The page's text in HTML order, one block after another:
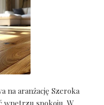
na aranżację Szeroka
wnętrzu spokoju. W